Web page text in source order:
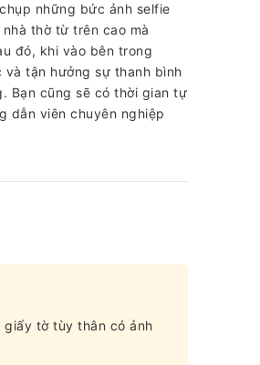
những bức ảnh selfie
thờ từ trên cao mà
đó, khi vào bên trong
và tận hưởng sự thanh bình
Bạn cũng sẽ có thời gian tự
dẫn viên chuyên nghiệp
giấy tờ tùy thân có ảnh